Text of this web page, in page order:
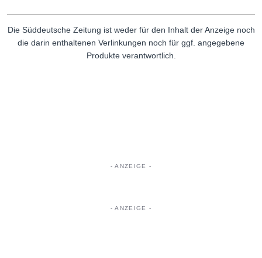
Die Süddeutsche Zeitung ist weder für den Inhalt der Anzeige noch
die darin enthaltenen Verlinkungen noch für ggf. angegebene
Produkte verantwortlich.